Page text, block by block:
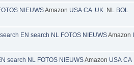
NIEUWSAmazon USA CA UK NL BOL
search EN search NL FOTOS NIEUWSAmazon
search NL FOTOS NIEUWSAmazon USA CA